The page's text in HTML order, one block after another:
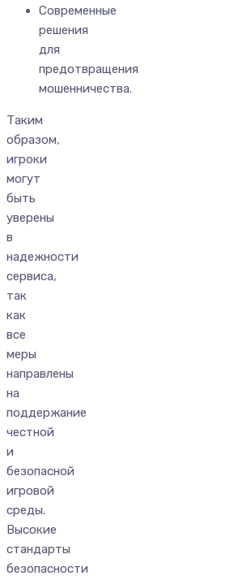
Современные
решения
для
предотвращения
мошенничества.
Таким
образом,
игроки
могут
быть
уверены
в
надежности
сервиса,
так
как
все
меры
направлены
на
поддержание
честной
и
безопасной
игровой
среды.
Высокие
стандарты
безопасности